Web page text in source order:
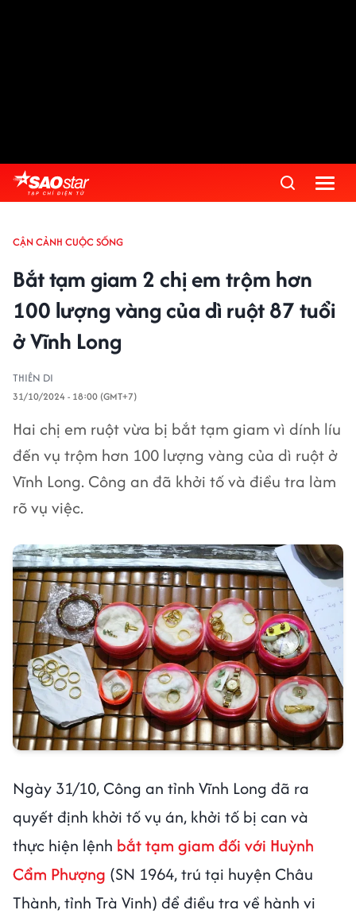
CẬN CẢNH CUỘC SỐNG
Bắt tạm giam 2 chị em trộm hơn
100 lượng vàng của dì ruột 87 tuổi
ở Vĩnh Long
THIÊN DI
31/10/2024 - 18:00 (GMT+7)
Hai chị em ruột vừa bị bắt tạm giam vì dính líu
đến vụ trộm hơn 100 lượng vàng của dì ruột ở
Vĩnh Long. Công an đã khởi tố và điều tra làm
rõ vụ việc.
Ngày 31/10, Công an tỉnh Vĩnh Long đã ra
quyết định khởi tố vụ án, khởi tố bị can và
thực hiện lệnh bắt tạm giam đối với Huỳnh
Cẩm Phượng (SN 1964, trú tại huyện Châu
Thành, tỉnh Trà Vinh) để điều tra về hành vi